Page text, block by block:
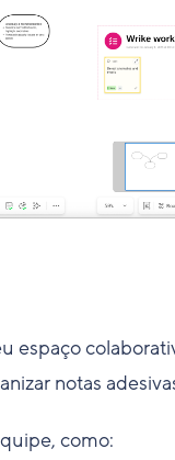
espaço
notas
como: